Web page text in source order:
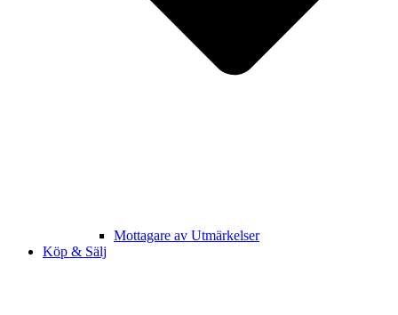
Mottagare av Utmärkelser
Köp & Sälj